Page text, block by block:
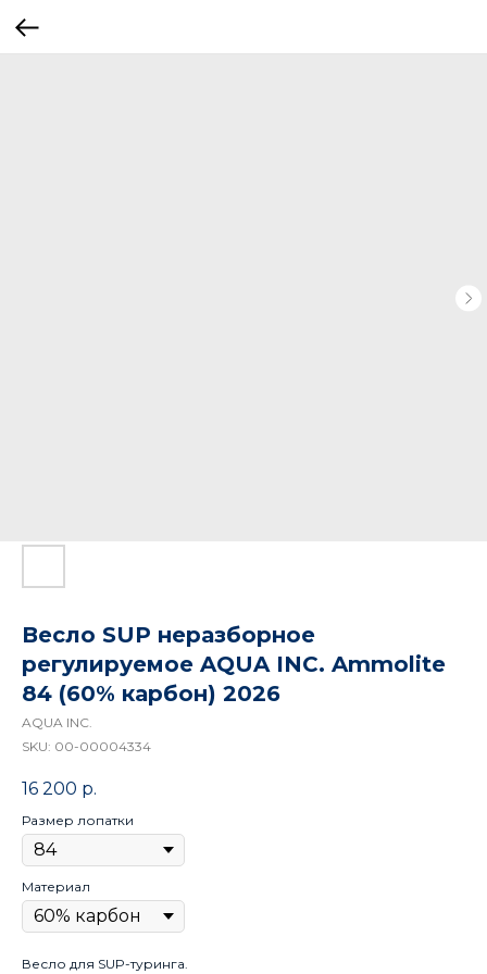
Весло SUP неразборное
регулируемое AQUA INC. Ammolite
84 (60% карбон) 2026
AQUA INC.
SKU: 00-00004334
16 200 р.
Размер лопатки
Материал
Весло для SUP-туринга.